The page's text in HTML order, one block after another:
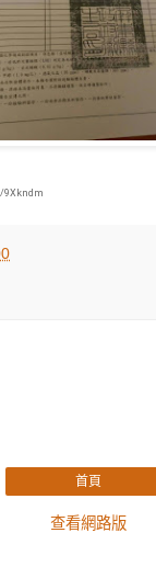
9Xkndm
首頁
查看網路版